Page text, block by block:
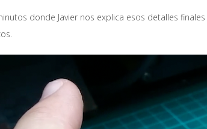
donde Javier nos explica esos detalles